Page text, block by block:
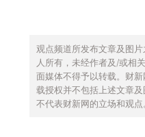
观点频道所发布文章及图
人所有，未经作者及/或相
面媒体不得予以转载。财
载授权并不包括上述文章
不代表财新网的立场和观点